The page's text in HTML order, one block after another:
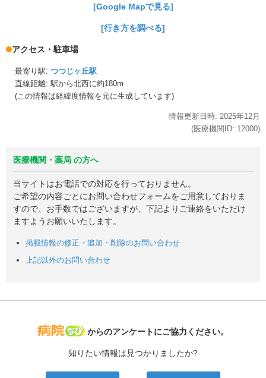
[Google Mapで見る]
[行き方を調べる]
アクセス・駐車場
最寄り駅: つつじヶ丘駅
直線距離: 駅から北西に約180m
(この情報は経緯度情報を元に生成しています)
情報更新日時: 2025年12月
(医療機関ID: 12000)
医療機関・薬局 の方へ
当サイトはお電話での対応を行っておりません。
ご希望の内容ごとにお問い合わせフォームをご用意しておりま
すので、お手数ではございますが、下記よりご連絡をいただけ
ますようお願いいたします。
掲載情報の修正・追加・削除のお問い合わせ
上記以外のお問い合わせ
病院なび
からのアンケートにご協力ください。
知りたい情報は見つかりましたか?